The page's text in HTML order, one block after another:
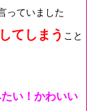
っていました
てしまう こと
い！かわいい